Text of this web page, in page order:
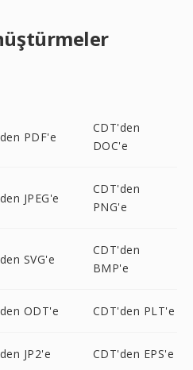
PDF'e
CDT'den
DOC'e
JPEG'e
CDT'den
PNG'e
SVG'e
CDT'den
BMP'e
ODT'e CDT'den PLT'e
JP2'e CDT'den EPS'e